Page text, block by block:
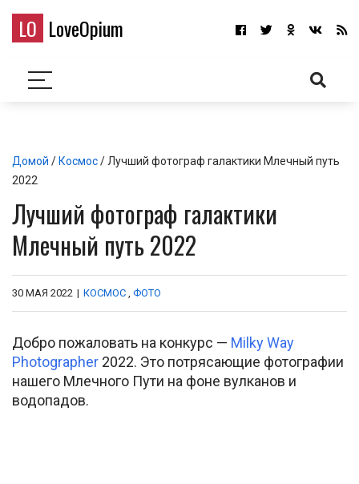
LO LoveOpium
Домой / Космос/ Лучший фотограф галактики Млечный путь
2022
Лучший фотограф галактики
Млечный путь 2022
30 МАЯ 2022 | КОСМОС , ФОТО
Добро пожаловать на конкурс — Milky Way
Photographer 2022. Это потрясающие фотографии
нашего Млечного Пути на фоне вулканов и
водопадов.